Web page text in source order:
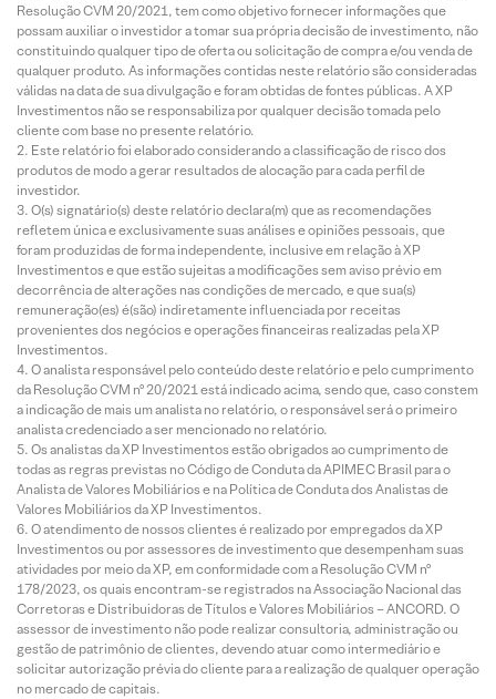
Resolução CVM 20/2021, tem como objetivo fornecer informações que
possam auxiliar o investidor a tomar sua própria decisão de investimento, não
constituindo qualquer tipo de oferta ou solicitação de compra e/ou venda de
qualquer produto. As informações contidas neste relatório são consideradas
válidas na data de sua divulgação e foram obtidas de fontes públicas. A XP
Investimentos não se responsabiliza por qualquer decisão tomada pelo
cliente com base no presente relatório.
Este relatório foi elaborado considerando a classificação de risco dos
produtos de modo a gerar resultados de alocação para cada perfil de
investidor.
O(s) signatário(s) deste relatório declara(m) que as recomendações
refletem única e exclusivamente suas análises e opiniões pessoais, que
foram produzidas de forma independente, inclusive em relação à XP
Investimentos e que estão sujeitas a modificações sem aviso prévio em
decorrência de alterações nas condições de mercado, e que sua(s)
remuneração(es) é(são) indiretamente influenciada por receitas
provenientes dos negócios e operações financeiras realizadas pela XP
Investimentos.
O analista responsável pelo conteúdo deste relatório e pelo cumprimento
da Resolução CVM nº 20/2021 está indicado acima, sendo que, caso constem
a indicação de mais um analista no relatório, o responsável será o primeiro
analista credenciado a ser mencionado no relatório.
Os analistas da XP Investimentos estão obrigados ao cumprimento de
todas as regras previstas no Código de Conduta da APIMEC Brasil para o
Analista de Valores Mobiliários e na Política de Conduta dos Analistas de
Valores Mobiliários da XP Investimentos.
O atendimento de nossos clientes é realizado por empregados da XP
Investimentos ou por assessores de investimento que desempenham suas
atividades por meio da XP, em conformidade com a Resolução CVM nº
178/2023, os quais encontram-se registrados na Associação Nacional das
Corretoras e Distribuidoras de Títulos e Valores Mobiliários – ANCORD. O
assessor de investimento não pode realizar consultoria, administração ou
gestão de patrimônio de clientes, devendo atuar como intermediário e
solicitar autorização prévia do cliente para a realização de qualquer operação
no mercado de capitais.